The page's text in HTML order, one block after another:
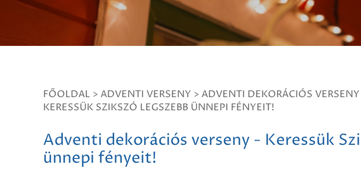
FŐOLDAL > ADVENTI VERSENY > ADVENTI DEKORÁCIÓS
KERESSÜK SZIKSZÓ LEGSZEBB ÜNNEPI FÉNYEIT!
Adventi dekorációs verseny - Keressük
ünnepi fényeit!